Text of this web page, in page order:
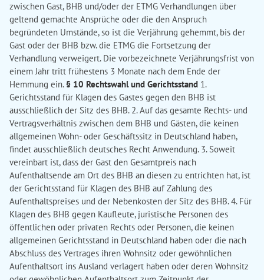
zwischen Gast, BHB und/oder der ETMG Verhandlungen über
geltend gemachte Ansprüche oder die den Anspruch
begründeten Umstände, so ist die Verjährung gehemmt, bis der
Gast oder der BHB bzw. die ETMG die Fortsetzung der
Verhandlung verweigert. Die vorbezeichnete Verjährungsfrist von
einem Jahr tritt frühestens 3 Monate nach dem Ende der
Hemmung ein.§ 10 Rechtswahl und Gerichtsstand 1.
Gerichtsstand für Klagen des Gastes gegen den BHB ist
ausschließlich der Sitz des BHB. 2. Auf das gesamte Rechts- und
Vertragsverhältnis zwischen dem BHB und Gästen, die keinen
allgemeinen Wohn- oder Geschäftssitz in Deutschland haben,
findet ausschließlich deutsches Recht Anwendung. 3. Soweit
vereinbart ist, dass der Gast den Gesamtpreis nach
Aufenthaltsende am Ort des BHB an diesen zu entrichten hat, ist
der Gerichtsstand für Klagen des BHB auf Zahlung des
Aufenthaltspreises und der Nebenkosten der Sitz des BHB. 4. Für
Klagen des BHB gegen Kaufleute, juristische Personen des
öffentlichen oder privaten Rechts oder Personen, die keinen
allgemeinen Gerichtsstand in Deutschland haben oder die nach
Abschluss des Vertrages ihren Wohnsitz oder gewöhnlichen
Aufenthaltsort ins Ausland verlagert haben oder deren Wohnsitz